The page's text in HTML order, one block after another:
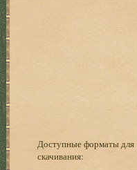
Доступные форматы для
скачивания: